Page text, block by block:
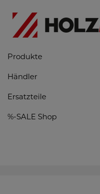
Produkte
Händler
Ersatzteile
%-SALE Shop